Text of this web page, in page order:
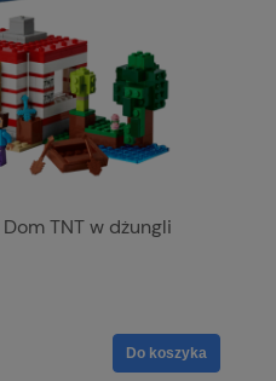
TNT w dżungli
Do koszyka